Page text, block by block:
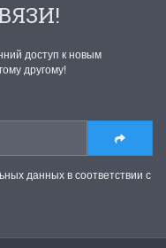
доступ к новым
другому!
данных в соответствии с